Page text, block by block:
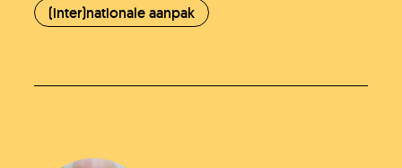
(inter)nationale aanpak